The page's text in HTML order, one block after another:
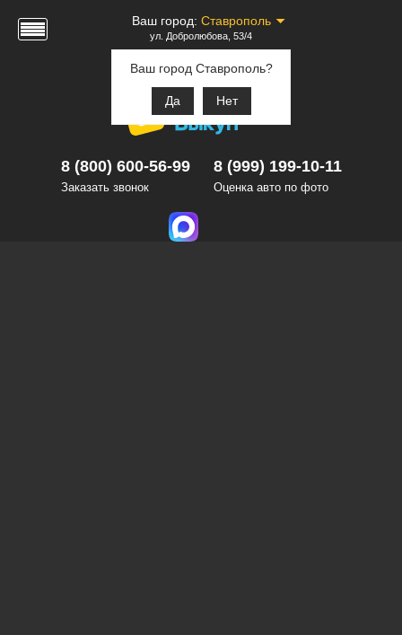
Ваш город: Ставрополь
Ваш город Ставрополь?
Да Нет
ул. Добролюбова, 53/4
8 (800) 600-56-99
Заказать звонок
8 (999) 199-10-11
Оценка авто по фото